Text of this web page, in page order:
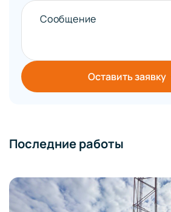
Сообщение
Оставить заявку
Последние работы